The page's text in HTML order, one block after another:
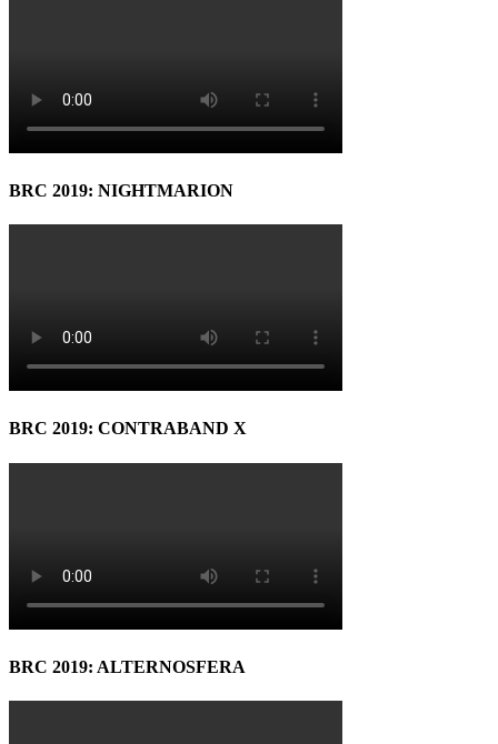
BRC 2019: NIGHTMARION
BRC 2019: CONTRABAND X
BRC 2019: ALTERNOSFERA